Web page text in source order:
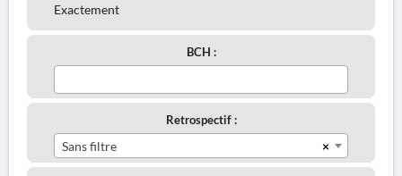
Exactement
BCH :
Retrospectif :
×
Sans filtre